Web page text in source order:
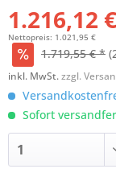
1.216,12
Nettopreis: 1.021,95 €
1.719,55 € *
inkl. MwSt.zzgl.
Sofort